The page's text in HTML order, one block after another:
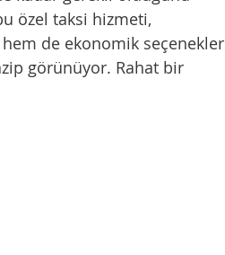
özel taksi hizmeti,
de ekonomik seçenekler
görünüyor. Rahat bir